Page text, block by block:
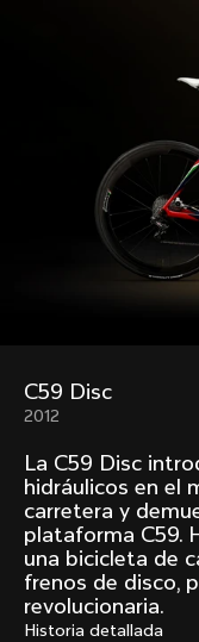
Past
Overview over every
chronological order.
Freccia
1954
Mexico
1972
Mexico TT
1980
Arabesque
1983
C59 Disc
2012
La C59 Disc
hidráulicos en el
carretera y
plataforma C59.
una bicicleta de
frenos de disco,
revolucionaria.
Historia detallada